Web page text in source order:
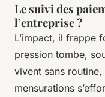
Le suivi des
l’entreprise ?
L’impact, il frappe
pression tombe,
vivent sans
mensurations